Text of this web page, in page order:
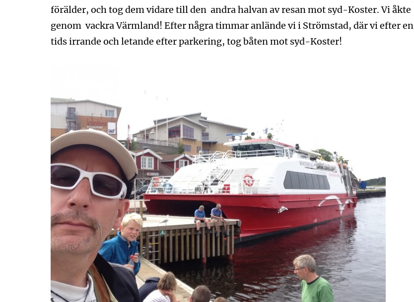
förälder, och tog dem vidare till den andra halvan av resan mot syd-Koster. Vi åkte
genom vackra Värmland! Efter några timmar anlände vi i Strömstad, där vi efter en
tids irrande och letande efter parkering, tog båten mot syd-Koster!